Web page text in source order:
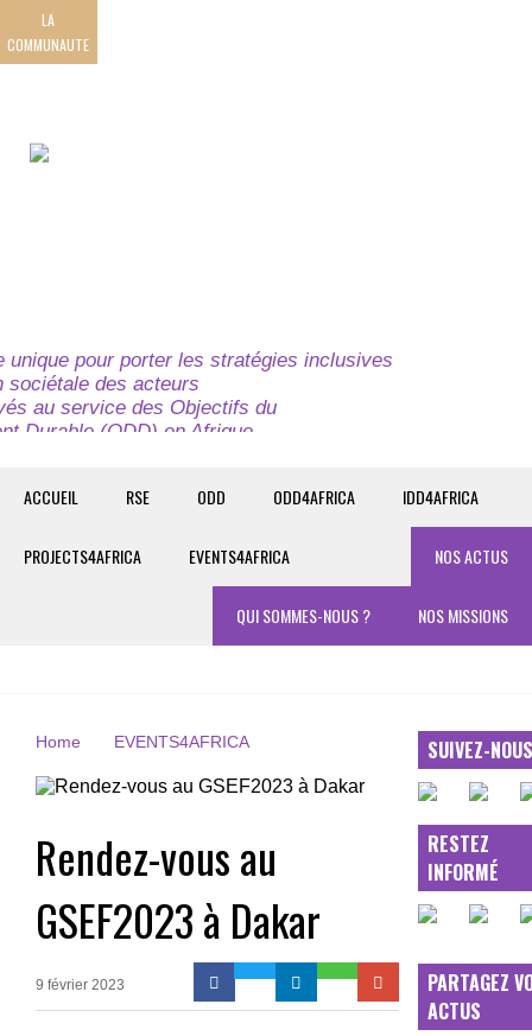
LA
COMMUNAUTE
unique pour porter les stratégies inclusives
sociétale des acteurs
au service des Objectifs du
Durable (ODD) en Afrique.
ACCUEIL RSE ODD ODD4AFRICA IDD4AFRICA
PROJECTS4AFRICA EVENTS4AFRICA NOS ACTUS
NOS MISSIONS
QUI SOMMES-NOUS ?
Home EVENTS4AFRICA
Rendez-vous au
GSEF2023 à Dakar
9 février 2023
SUIVEZ-
RESTEZ
INFORMÉ
PARTAGEZ
ACTUS